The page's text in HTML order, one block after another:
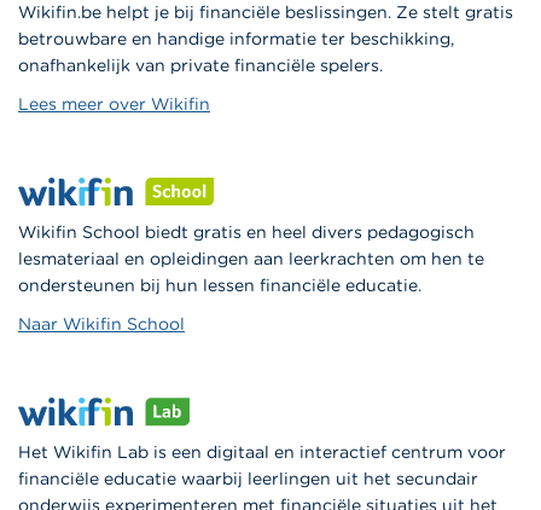
Wikifin.be helpt je bij financiële beslissingen. Ze stelt gratis
betrouwbare en handige informatie ter beschikking,
onafhankelijk van private financiële spelers.
Lees meer over Wikifin
Wikifin School biedt gratis en heel divers pedagogisch
lesmateriaal en opleidingen aan leerkrachten om hen te
ondersteunen bij hun lessen financiële educatie.
Naar Wikifin School
Het Wikifin Lab is een digitaal en interactief centrum voor
financiële educatie waarbij leerlingen uit het secundair